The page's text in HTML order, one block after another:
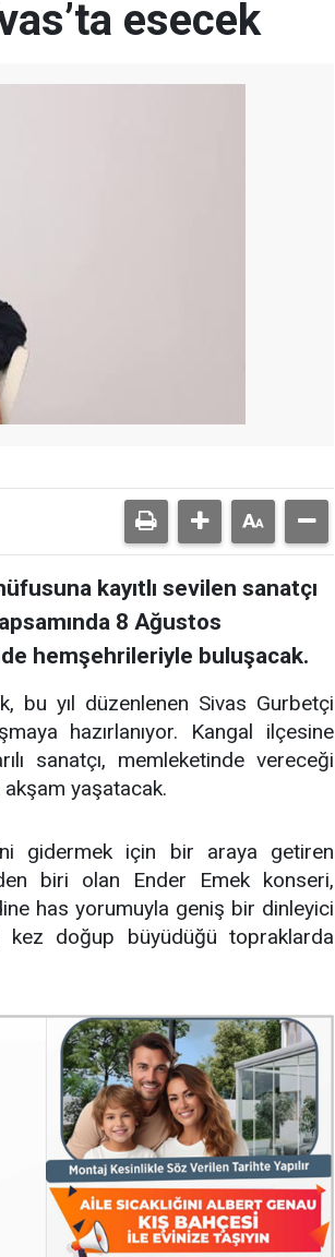
esecek
kayıtlı sevilen sanatçı
8 Ağustos
hemşehrileriyle buluşacak.
bu yıl düzenlenen Sivas Gurbetçi
hazırlanıyor. Kangal ilçesine
sanatçı, memleketinde vereceği
yaşatacak.
gidermek için bir araya getiren
biri olan Ender Emek konseri,
has yorumuyla geniş bir dinleyici
kez doğup büyüdüğü topraklarda